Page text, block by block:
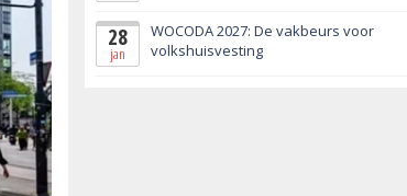
28
jan
WOCODA 2027: De vakbeurs voor
volkshuisvesting